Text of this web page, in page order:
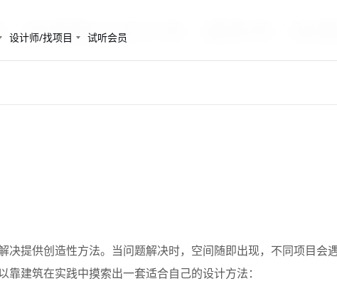
设计师/找项目 试听会员
助理室内设计师 / 建筑师 / 助理
提供创造性方法。当问题解决时，空间随即出现，不同项目会
建筑在实践中摸索出一套适合自己的设计方法：